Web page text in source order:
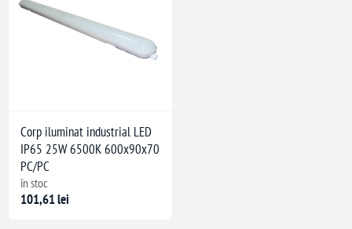
Corp iluminat industrial LED
IP65 25W 6500K 600x90x70
PC/PC
în stoc
101,61 lei